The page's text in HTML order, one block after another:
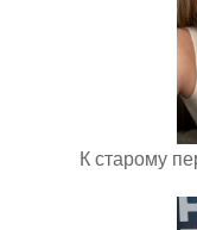
К старому